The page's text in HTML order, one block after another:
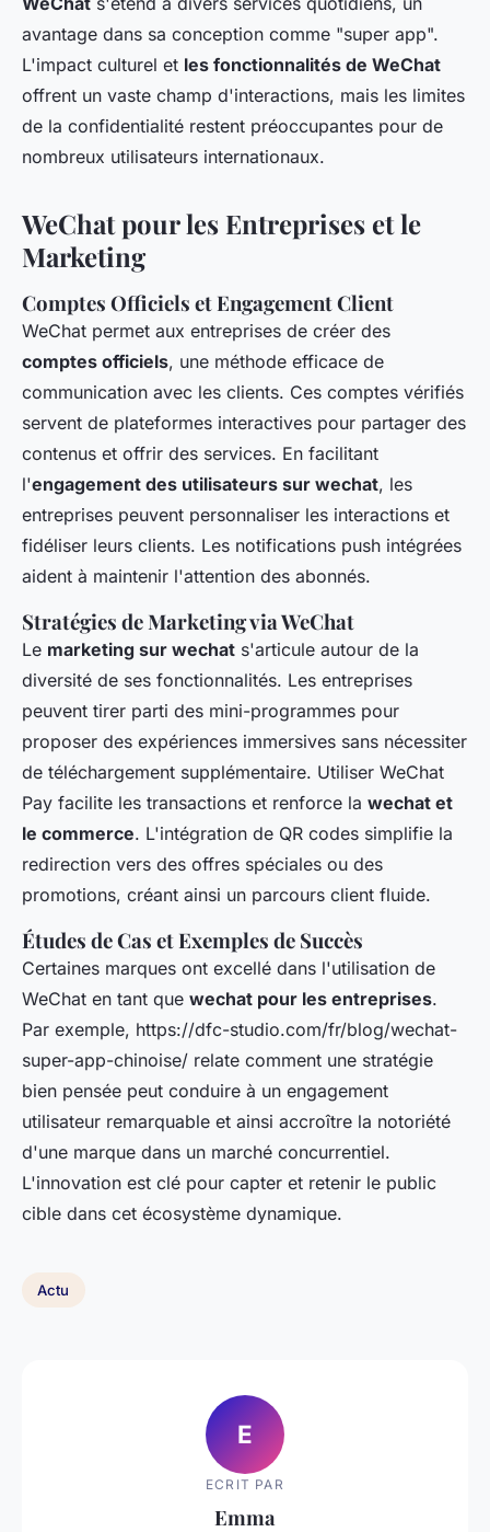
avantage dans sa conception comme "super app".
L'impact culturel et les fonctionnalités de WeChat
offrent un vaste champ d'interactions, mais les limites
de la confidentialité restent préoccupantes pour de
nombreux utilisateurs internationaux.
WeChat pour les Entreprises et le
Marketing
Comptes Officiels et Engagement Client
WeChat permet aux entreprises de créer des
comptes officiels, une méthode efficace de
communication avec les clients. Ces comptes vérifiés
servent de plateformes interactives pour partager des
contenus et offrir des services. En facilitant
l'engagement des utilisateurs sur wechat, les
entreprises peuvent personnaliser les interactions et
fidéliser leurs clients. Les notifications push intégrées
aident à maintenir l'attention des abonnés.
Stratégies de Marketing via WeChat
Le marketing sur wechat s'articule autour de la
diversité de ses fonctionnalités. Les entreprises
peuvent tirer parti des mini-programmes pour
proposer des expériences immersives sans nécessiter
de téléchargement supplémentaire. Utiliser WeChat
Pay facilite les transactions et renforce la wechat et
le commerce. L'intégration de QR codes simplifie la
redirection vers des offres spéciales ou des
promotions, créant ainsi un parcours client fluide.
Études de Cas et Exemples de Succès
Certaines marques ont excellé dans l'utilisation de
WeChat en tant que wechat pour les entreprises.
Par exemple, https://dfc-studio.com/fr/blog/wechat-
super-app-chinoise/ relate comment une stratégie
bien pensée peut conduire à un engagement
utilisateur remarquable et ainsi accroître la notoriété
d'une marque dans un marché concurrentiel.
L'innovation est clé pour capter et retenir le public
cible dans cet écosystème dynamique.
Actu
E
ECRIT PAR
Emma